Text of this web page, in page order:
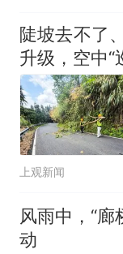
陡坡去不了
升级，空中“
上观新闻
风雨中，“廊
动